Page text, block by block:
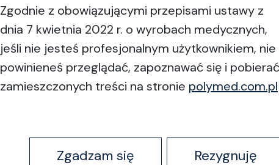
Zgodnie z obowiązującymi przepisami ustawy z
dnia 7 kwietnia 2022 r. o wyrobach medycznych,
jeśli nie jesteś profesjonalnym użytkownikiem, nie
powinieneś przeglądać, zapoznawać się i pobierać
zamieszczonych treści na stronie polymed.com.pl
Zgadzam się Rezygnuję